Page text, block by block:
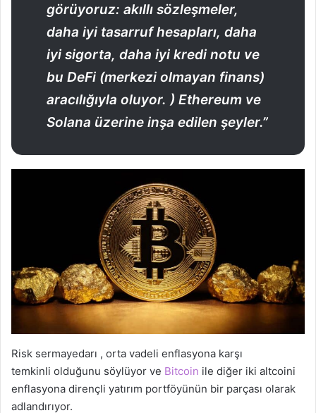
görüyoruz: akıllı sözleşmeler,
daha iyi tasarruf hesapları, daha
iyi sigorta, daha iyi kredi notu ve
bu DeFi (merkezi olmayan finans)
aracılığıyla oluyor. ) Ethereum ve
Solana üzerine inşa edilen şeyler.”
Risk sermayedarı , orta vadeli enflasyona karşı
temkinli olduğunu söylüyor ve Bitcoin ile diğer iki altcoini
enflasyona dirençli yatırım portföyünün bir parçası olarak
adlandırıyor.